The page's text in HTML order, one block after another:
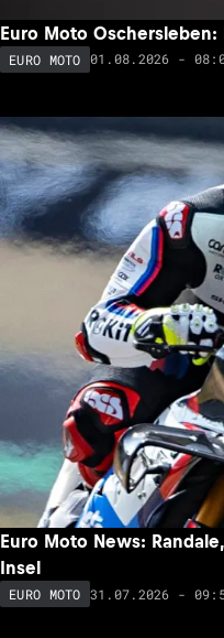
Euro Moto Oschersleben:
EURO MOTO 01.08.2026 -
Euro Moto News:
Insel
EURO MOTO 31.07.2026 -